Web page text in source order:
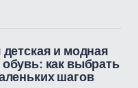
детская и модная
как выбрать
шагов